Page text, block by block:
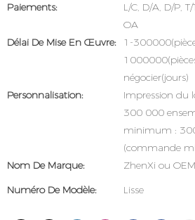
Paiements:
L/C, D/A, D/P,
OA
Délai De Mise En Œuvre:
1-
négocier(jours)
Personnalisation:
Impression
300 000
minimum :
(commande
Nom De Marque:
ZhenXi ou OEM
Numéro De Modèle:
Lisse